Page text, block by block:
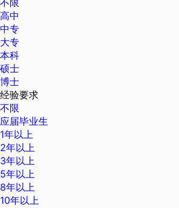
不限
高中
中专
大专
本科
硕士
博士
经验要求
不限
应届毕业生
1年以上
2年以上
3年以上
5年以上
8年以上
10年以上